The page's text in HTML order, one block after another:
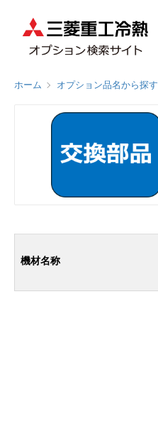
ホーム オプション品名から探す
機材名称